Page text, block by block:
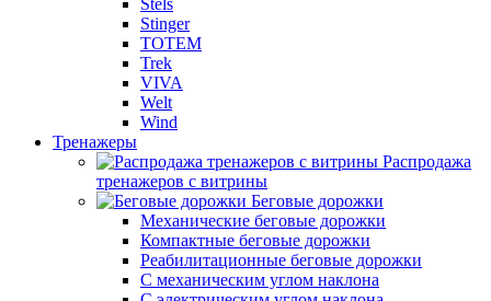
Stels
Stinger
TOTEM
Trek
VIVA
Welt
Wind
Тренажеры
Распродажа
тренажеров с витрины
Беговые дорожки
Механические беговые дорожки
Компактные беговые дорожки
Реабилитационные беговые дорожки
С механическим углом наклона